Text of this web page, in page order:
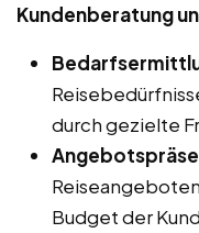
Kundenberatung
durch gezielte
Budget der